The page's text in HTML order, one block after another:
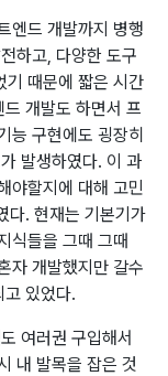
엔드 개발까지 병행
하고, 다양한 도구
기 때문에 짧은 시간
개발도 하면서 프
능 구현에도 굉장히
발생하였다. 이 과
야할지에 대해 고민
다. 현재는 기본기가
식들을 그때 그때
자 개발했지만 갈수
있었다.
여러권 구입해서
내 발목을 잡은 것